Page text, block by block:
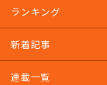
ランキング
新着記事
連載一覧